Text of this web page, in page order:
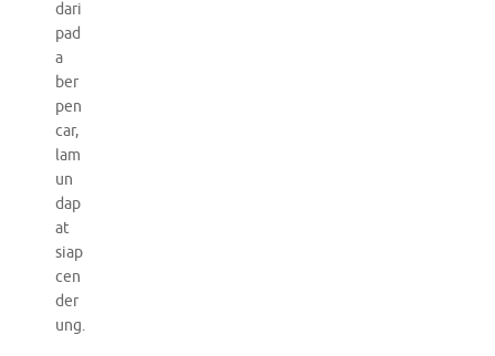
dari
pad
a
ber
pen
car,
lam
un
dap
at
siap
cen
der
ung.